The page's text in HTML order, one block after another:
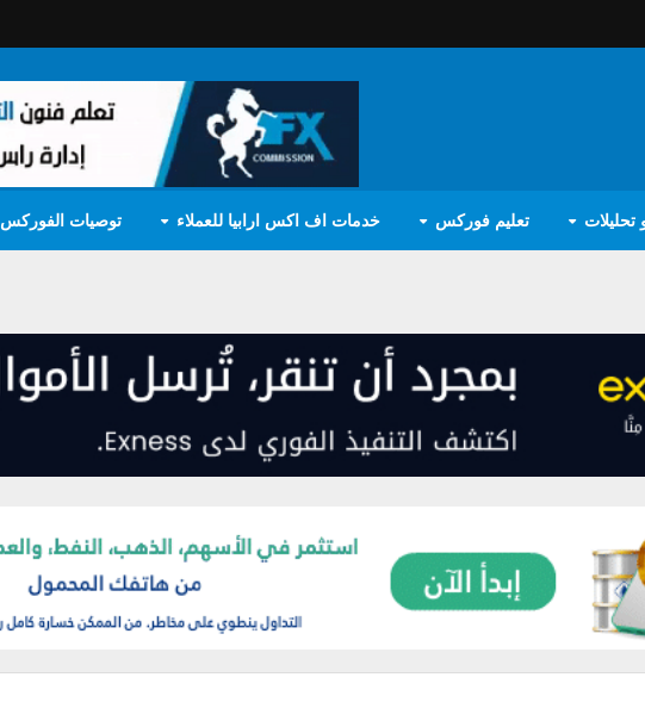
تحليلات تعليم فوركس خدمات اف اكس ارابيا للعملاء توصيات الفوركس